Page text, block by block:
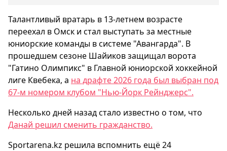
Талантливый вратарь в 13-летнем возрасте
переехал в Омск и стал выступать за местные
юниорские команды в системе "Авангарда". В
прошедшем сезоне Шайиков защищал ворота
"Гатино Олимпикс" в Главной юниорской хоккейной
лиге Квебека, а на драфте 2026 года был выбран под
67-м номером клубом "Нью-Йорк Рейнджерс".
Несколько дней назад стало известно о том, что
Данай решил сменить гражданство.
Sportarena.kz решила вспомнить ещё 24